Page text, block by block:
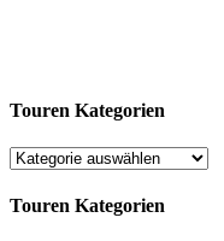
Touren Kategorien
Touren Kategorien